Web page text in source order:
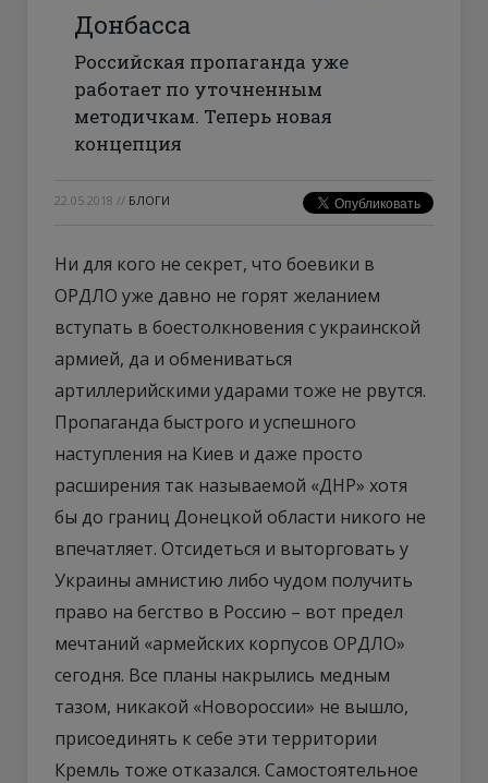
Донбасса
Российская пропаганда уже
работает по уточненным
методичкам. Теперь новая
концепция
22.05.2018 // БЛОГИ
Ни для кого не секрет, что боевики в
ОРДЛО уже давно не горят желанием
вступать в боестолкновения с украинской
армией, да и обмениваться
артиллерийскими ударами тоже не рвутся.
Пропаганда быстрого и успешного
наступления на Киев и даже просто
расширения так называемой «ДНР» хотя
бы до границ Донецкой области никого не
впечатляет. Отсидеться и выторговать у
Украины амнистию либо чудом получить
право на бегство в Россию – вот предел
мечтаний «армейских корпусов ОРДЛО»
сегодня. Все планы накрылись медным
тазом, никакой «Новороссии» не вышло,
присоединять к себе эти территории
Кремль тоже отказался. Самостоятельное